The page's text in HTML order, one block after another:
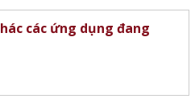
các ứng dụng đang